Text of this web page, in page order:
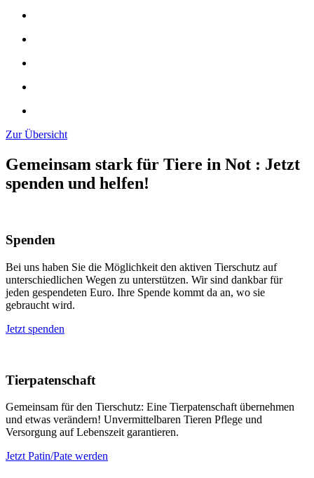
Zur Übersicht
Gemeinsam stark für Tiere in Not : Jetzt
spenden und helfen!
Spenden
Bei uns haben Sie die Möglichkeit den aktiven Tierschutz auf
unterschiedlichen Wegen zu unterstützen. Wir sind dankbar für
jeden gespendeten Euro. Ihre Spende kommt da an, wo sie
gebraucht wird.
Jetzt spenden
Tierpatenschaft
Gemeinsam für den Tierschutz: Eine Tierpatenschaft übernehmen
und etwas verändern! Unvermittelbaren Tieren Pflege und
Versorgung auf Lebenszeit garantieren.
Jetzt Patin/Pate werden